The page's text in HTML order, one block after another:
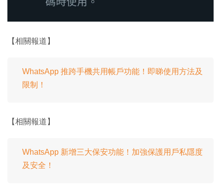
【相關報道】
WhatsApp 推跨手機共用帳戶功能！即睇使用方法及
限制！
【相關報道】
WhatsApp 新增三大保安功能！加強保護用戶私隱度
及安全！